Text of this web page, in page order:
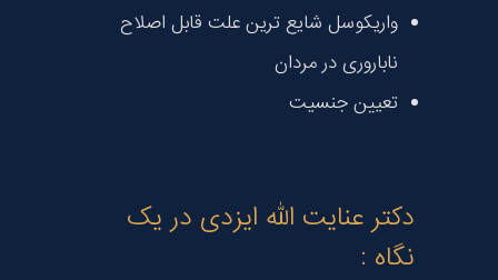
واریکوسل شایع ترین علت قابل اصلاح
ناباروری در مردان
تعیین جنسیت
دکتر عنایت الله ایزدی در یک
نگاه :